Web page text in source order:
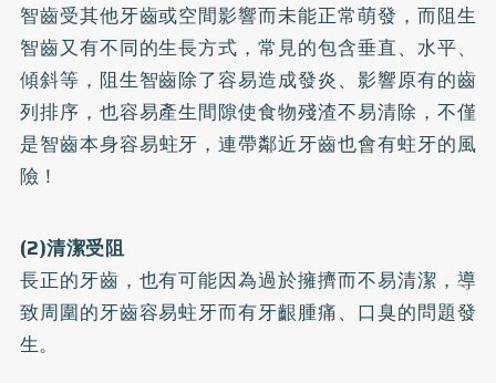
智齒受其他牙齒或空間影響而未能正常萌發，而阻生
智齒又有不同的生長方式，常見的包含垂直、水平、
傾斜等，阻生智齒除了容易造成發炎、影響原有的齒
列排序，也容易產生間隙使食物殘渣不易清除，不僅
是智齒本身容易蛀牙 ，連帶鄰近牙齒也會有蛀牙的風
險！
(2)清潔受阻
長正的牙齒，也有可能因為過於擁擠而不易清潔，導
致周圍的牙齒容易蛀牙而有牙齦腫痛、口臭的問題發
生。